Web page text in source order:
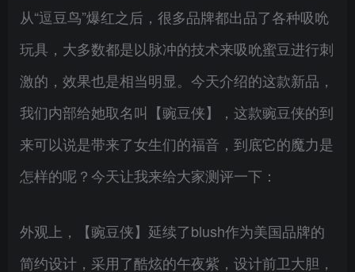
从“逗豆鸟”爆红之后，很多品牌都出品了各种吸吮
玩具，大多数都是以脉冲的技术来吸吮蜜豆进行刺
激的，效果也是相当明显。今天介绍的这款新品，
我们内部给她取名叫【豌豆侠】，这款豌豆侠的到
来可以说是带来了女生们的福音，到底它的魔力是
怎样的呢？今天让我来给大家测评一下：
外观上，【豌豆侠】延续了blush作为美国品牌的
简约设计，采用了酷炫的午夜紫，设计前卫大胆，